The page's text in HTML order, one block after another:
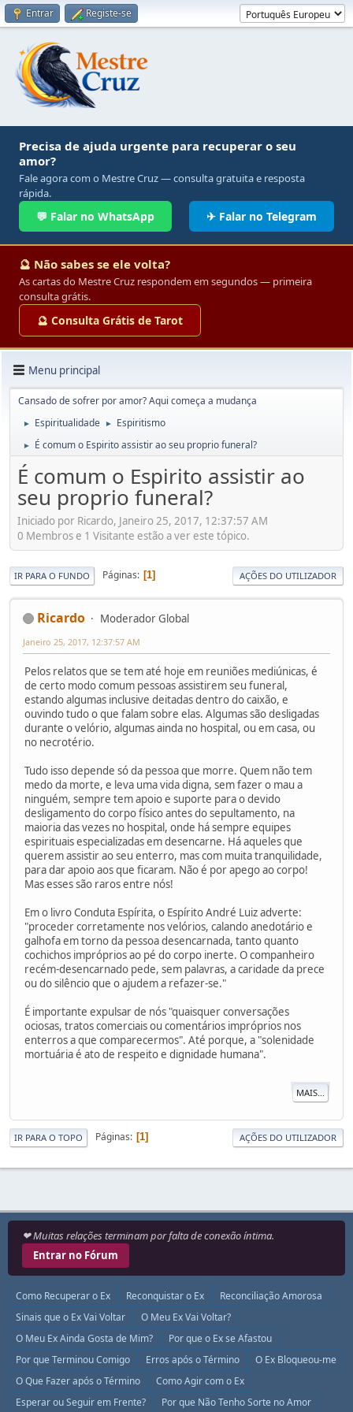
Entrar Registe-se
Precisa de ajuda urgente para recuperar o seu
amor?
Fale agora com o Mestre Cruz — consulta gratuita e resposta
rápida.
💬 Falar no WhatsApp ✈ Falar no Telegram
🔮 Não sabes se ele volta?
As cartas do Mestre Cruz respondem em segundos — primeira
consulta grátis.
🔮 Consulta Grátis de Tarot
Menu principal
Cansado de sofrer por amor? Aqui começa a mudança
► Espiritualidade ► Espiritismo
► É comum o Espirito assistir ao seu proprio funeral?
É comum o Espirito assistir ao
seu proprio funeral?
Iniciado por Ricardo, Janeiro 25, 2017, 12:37:57 AM
0 Membros e 1 Visitante estão a ver este tópico.
IR PARA O FUNDO Páginas 1 AÇÕES DO UTILIZADOR
Ricardo Moderador Global
Janeiro 25, 2017, 12:37:57 AM
Pelos relatos que se tem até hoje em reuniões mediúnicas, é
de certo modo comum pessoas assistirem seu funeral,
estando algumas inclusive deitadas dentro do caixão, e
ouvindo tudo o que falam sobre elas. Algumas são desligadas
durante o velório, algumas ainda no hospital, ou em casa, ou
no necrotério.
Tudo isso depende só da pessoa que morre. Quem não tem
medo da morte, e leva uma vida digna, sem fazer o mau a
ninguém, sempre tem apoio e suporte para o devido
desligamento do corpo físico antes do sepultamento, na
maioria das vezes no hospital, onde há sempre equipes
espirituais especializadas em desencarne. Há aqueles que
querem assistir ao seu enterro, mas com muita tranquilidade,
para dar apoio aos que ficaram. Não é por apego ao corpo!
Mas esses são raros entre nós!
Em o livro Conduta Espírita, o Espírito André Luiz adverte:
"proceder corretamente nos velórios, calando anedotário e
galhofa em torno da pessoa desencarnada, tanto quanto
cochichos impróprios ao pé do corpo inerte. O companheiro
recém-desencarnado pede, sem palavras, a caridade da prece
ou do silêncio que o ajudem a refazer-se."
É importante expulsar de nós "quaisquer conversações
ociosas, tratos comerciais ou comentários impróprios nos
enterros a que comparecermos". Até porque, a "solenidade
mortuária é ato de respeito e dignidade humana".
MAIS...
IR PARA O TOPO Páginas 1 AÇÕES DO UTILIZADOR
❤ Muitas relações terminam por falta de conexão íntima.
Entrar no Fórum
Como Recuperar o Ex Reconquistar o Ex
Reconciliação Amorosa
Sinais que o Ex Vai Voltar
O Meu Ex Vai Voltar?
O Meu Ex Ainda Gosta de Mim?
Por que o Ex se Afastou
Por que Terminou Comigo
Erros após o Término
O Ex Bloqueou-me
O Que Fazer após o Término
Como Agir com o Ex
Esperar ou Seguir em Frente?
Por que Não Tenho Sorte no Amor